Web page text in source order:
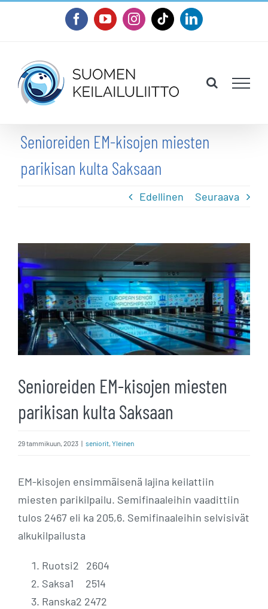
FacebookYouTubeInstagram
TiktokLinkedIn
Senioreiden EM-kisojen miesten
parikisan kulta Saksaan
Edellinen Seuraava
Katso
kuvaa
isompana
Senioreiden EM-kisojen miesten
parikisan kulta Saksaan
29 tammikuun, 2023 | seniorit, Yleinen
EM-kisojen ensimmäisenä lajina keilattiin
miesten parikilpailu. Semifinaaleihin vaadittiin
tulos 2467 eli ka 205,6. Semifinaaleihin selvisivät
alkukilpailusta
Ruotsi2 2604
Saksa1 2514
Ranska2 2472